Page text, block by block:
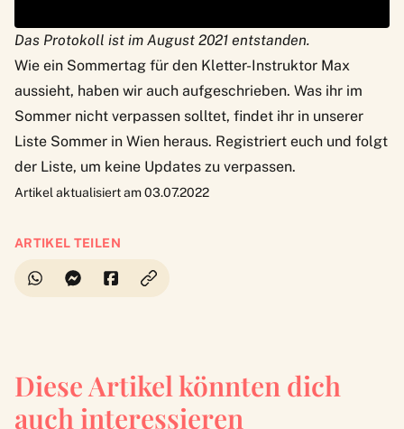
Das Protokoll ist im August 2021 entstanden.
Wie ein Sommertag für den Kletter-Instruktor Max
aussieht, haben wir auch aufgeschrieben. Was ihr im
Sommer nicht verpassen solltet, findet ihr in unserer
Liste Sommer in Wien heraus. Registriert euch und folgt
der Liste, um keine Updates zu verpassen.
Artikel aktualisiert am 03.07.2022
ARTIKEL TEILEN
Diese Artikel könnten dich
auch interessieren